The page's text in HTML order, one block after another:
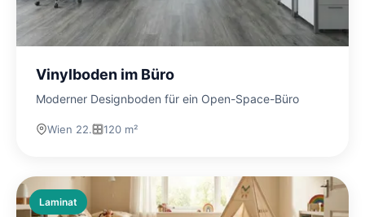
Vinylboden im Büro
Moderner Designboden für ein Open-Space-Büro
Wien 22. 120 m²
Laminat